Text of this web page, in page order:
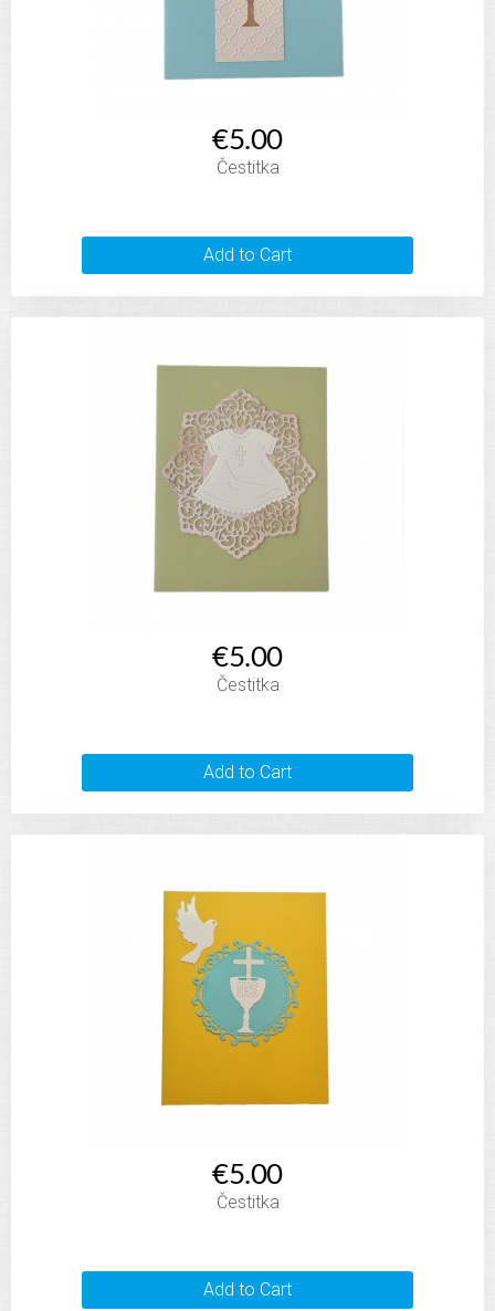
€5.00
Čestitka
Add to Cart
€5.00
Čestitka
Add to Cart
€5.00
Čestitka
Add to Cart